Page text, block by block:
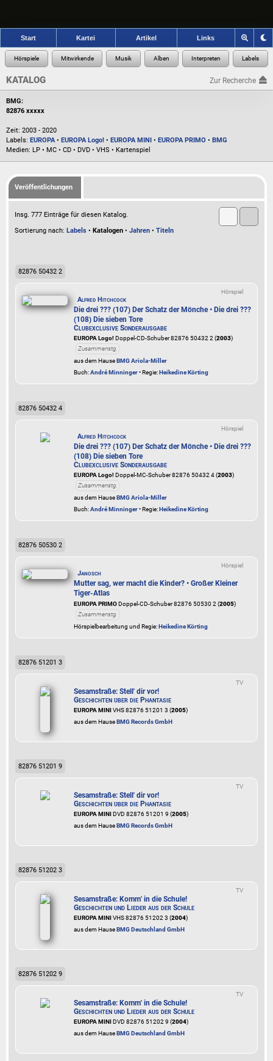
Start Kartei Artikel Links
KATALOG Zur Recherche
BMG:
82876 xxxxx
Zeit: 2003 - 2020
Labels: EUROPA• EUROPA Logo! • EUROPA MINI • EUROPA PRIMO • BMG
Medien: LP • MC • CD • DVD • VHS • Kartenspiel
Veröffentlichungen
Insg. 777 Einträge für diesen Katalog.
Sortierung nach: Labels • Katalogen • Jahren • Titeln
82876 50432 2
Hörspiel
Alfred Hitchcock
Die drei ??? (107) Der Schatz der Mönche • Die drei ???
(108) Die sieben Tore
Clubexclusive Sonderausgabe
EUROPA Logo!Doppel-CD-Schuber 82876 50432 2 (2003)
Zusammenstg.
aus dem HauseBMG Ariola-Miller
Buch:André Minninger• Regie:Heikedine Körting
82876 50432 4
Hörspiel
Alfred Hitchcock
Die drei ??? (107) Der Schatz der Mönche • Die drei ???
(108) Die sieben Tore
Clubexclusive Sonderausgabe
EUROPA Logo!Doppel-MC-Schuber 82876 50432 4 (2003)
Zusammenstg.
aus dem HauseBMG Ariola-Miller
Buch:André Minninger• Regie:Heikedine Körting
82876 50530 2
Hörspiel
Janosch
Mutter sag, wer macht die Kinder? • Großer Kleiner
Tiger-Atlas
EUROPA PRIMODoppel-CD-Schuber 82876 50530 2 (2005)
Zusammenstg.
Hörspielbearbeitung und Regie:Heikedine Körting
82876 51201 3
TV
Sesamstraße: Stell' dir vor!
Geschichten über die Phantasie
EUROPA MINIVHS 82876 51201 3 (2005)
aus dem HauseBMG Records GmbH
82876 51201 9
TV
Sesamstraße: Stell' dir vor!
Geschichten über die Phantasie
EUROPA MINIDVD 82876 51201 9 (2005)
aus dem HauseBMG Records GmbH
82876 51202 3
TV
Sesamstraße: Komm' in die Schule!
Geschichten und Lieder aus der Schule
EUROPA MINIVHS 82876 51202 3 (2004)
aus dem HauseBMG Deutschland GmbH
82876 51202 9
TV
Sesamstraße: Komm' in die Schule!
Geschichten und Lieder aus der Schule
EUROPA MINIDVD 82876 51202 9 (2004)
aus dem HauseBMG Deutschland GmbH